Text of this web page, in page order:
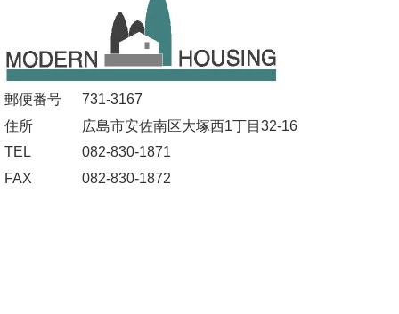
郵便番号
731-3167
住所
広島市安佐南区大塚西1丁目32-16
TEL
082-830-1871
FAX
082-830-1872